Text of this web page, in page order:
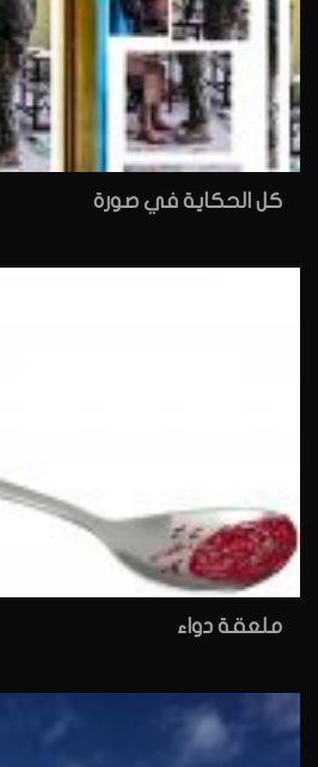
كل الحكاية في صورة
ملعقة دواء